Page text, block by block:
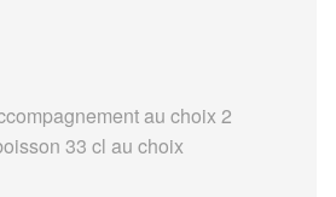
au choix 2
33 cl au choix